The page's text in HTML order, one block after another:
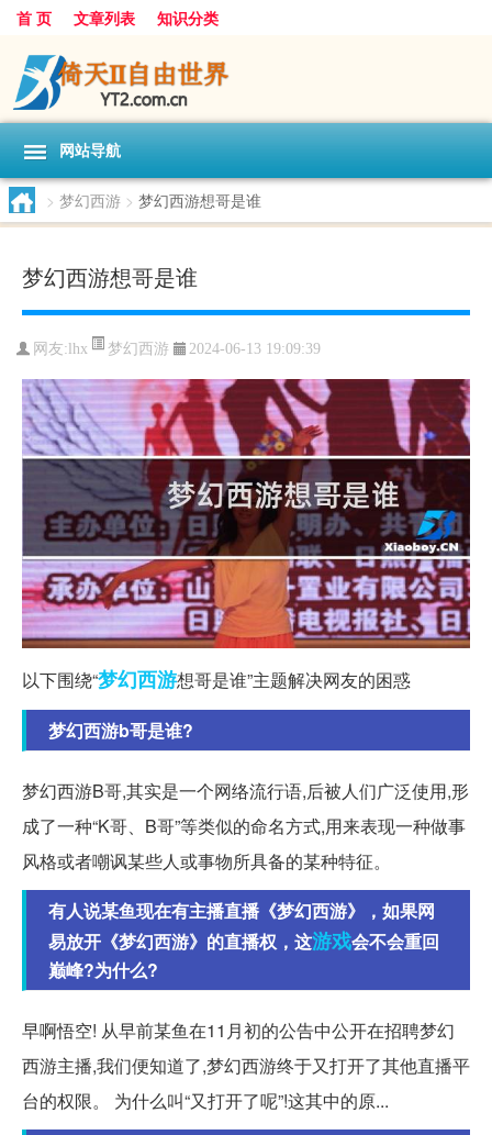
首 页 文章列表 知识分类
网站导航
> 梦幻西游 > 梦幻西游想哥是谁
梦幻西游想哥是谁
网友: lhx 梦幻西游 2024-06-13 19:09:39
以下围绕“梦幻西游想哥是谁”主题解决网友的困惑
梦幻西游b哥是谁?
梦幻西游B哥,其实是一个网络流行语,后被人们广泛使用,形
成了一种“K哥、B哥”等类似的命名方式,用来表现一种做事
风格或者嘲讽某些人或事物所具备的某种特征。
有人说某鱼现在有主播直播《梦幻西游》，如果网
易放开《梦幻西游》的直播权，这游戏会不会重回
巅峰?为什么?
早啊悟空! 从早前某鱼在11月初的公告中公开在招聘梦幻
西游主播,我们便知道了,梦幻西游终于又打开了其他直播平
台的权限。 为什么叫“又打开了呢”!这其中的原...